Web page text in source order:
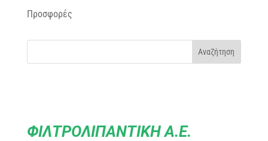
Προσφορές
ΦΙΛΤΡΟΛΙΠΑΝΤΙΚΗ Α.Ε.